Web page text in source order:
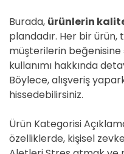
Burada, ürünlerin
plandadır. Her bir ürün,
müşterilerin beğenisine
kullanımı hakkında
Böylece, alışveriş
hissedebilirsiniz.
Ürün Kategorisi
özelliklerde, kişisel